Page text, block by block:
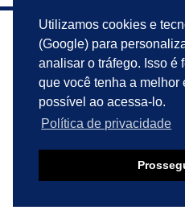
Utilizamos cookies e
(Google) para
analisar o tráfego. Isso é
que você tenha a melhor
possível ao acessa-lo.
Política de privacidade